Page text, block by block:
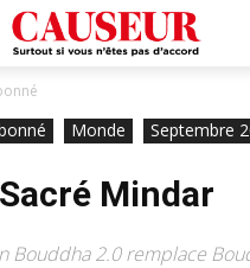
Monde Septembre
Sacré Mindar
Bouddha 2.0 remplace